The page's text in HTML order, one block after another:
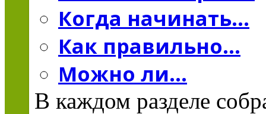
Когда начинать...
Как правильно...
Можно ли...
В каждом разделе